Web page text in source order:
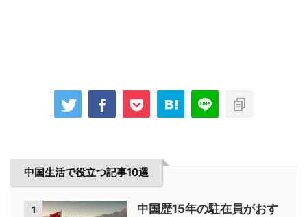
中国生活で役立つ記事10選
1
中国歴15年の駐在員がおす